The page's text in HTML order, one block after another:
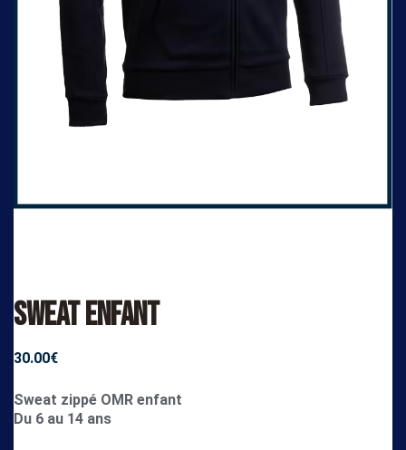
Sweat Enfant
30.00€
Sweat zippé OMR enfant
Du 6 au 14 ans